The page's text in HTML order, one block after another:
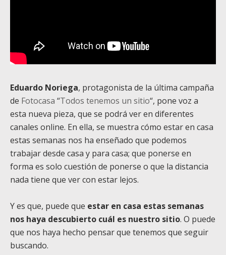
Eduardo Noriega, protagonista de la última campaña
de Fotocasa “Todos tenemos un sitio“, pone voz a
esta nueva pieza, que se podrá ver en diferentes
canales online. En ella, se muestra cómo estar en casa
estas semanas nos ha enseñado que podemos
trabajar desde casa y para casa; que ponerse en
forma es solo cuestión de ponerse o que la distancia
nada tiene que ver con estar lejos.
Y es que, puede que estar en casa estas semanas
nos haya descubierto cuál es nuestro sitio. O puede
que nos haya hecho pensar que tenemos que seguir
buscando.